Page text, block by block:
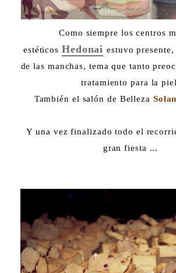
Como siempre los centros
estéticos Hedonai estuvo
de las manchas, tema que tanto
tratamiento para la
También el salón de Belleza
Y una vez finalizado todo el
gran fiesta ...